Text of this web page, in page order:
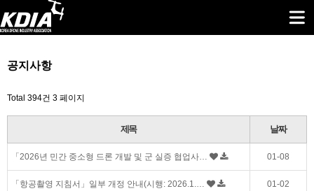
공지사항
Total 394건 3 페이지
제목 날짜
「2026년 민간 중소형 드론 개발 및 군 실증 협업사… 01-08
「항공촬영 지침서」일부 개정 안내(시행: 2026.1.… 01-02